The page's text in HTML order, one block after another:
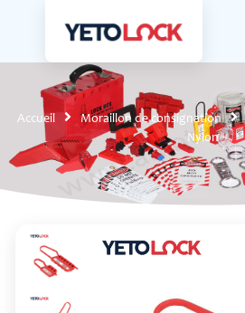
Accueil Moraillon de consignation
Nylon